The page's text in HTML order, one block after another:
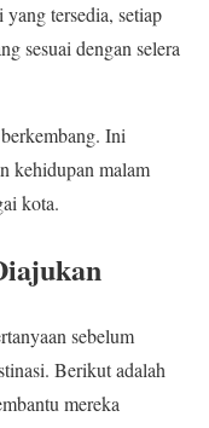
tersedia, setiap
sesuai dengan selera
Ini
kehidupan malam
kota.
sebelum
Berikut adalah
mereka